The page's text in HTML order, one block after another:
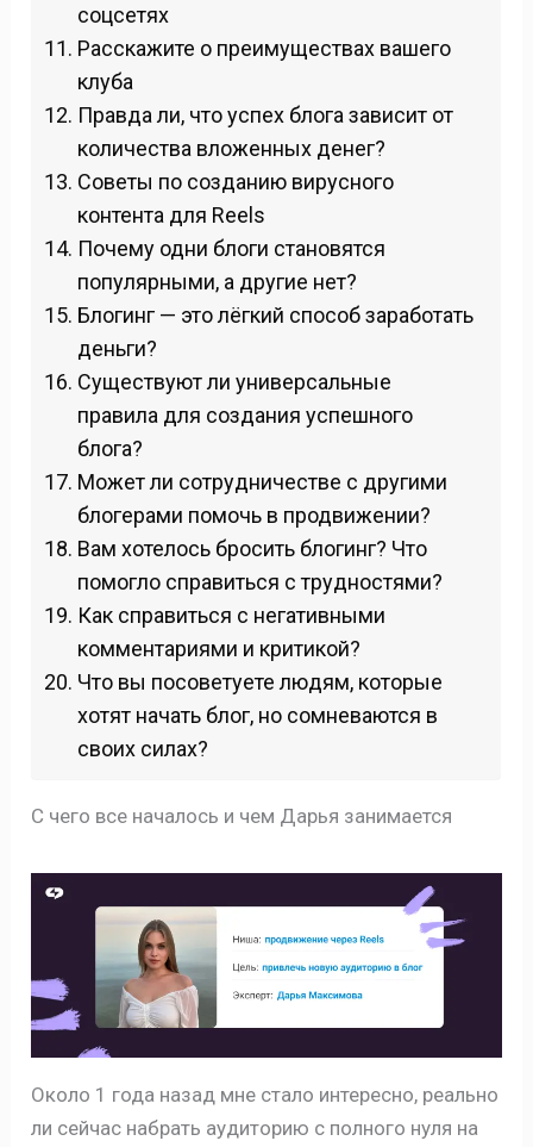
соцсетях
Расскажите о преимуществах вашего
клуба
Правда ли, что успех блога зависит от
количества вложенных денег?
Советы по созданию вирусного
контента для Reels
Почему одни блоги становятся
популярными, а другие нет?
Блогинг — это лёгкий способ заработать
деньги?
Существуют ли универсальные
правила для создания успешного
блога?
Может ли сотрудничестве с другими
блогерами помочь в продвижении?
Вам хотелось бросить блогинг? Что
помогло справиться с трудностями?
Как справиться с негативными
комментариями и критикой?
Что вы посоветуете людям, которые
хотят начать блог, но сомневаются в
своих силах?
С чего все началось и чем Дарья занимается
Около 1 года назад мне стало интересно, реально
ли сейчас набрать аудиторию с полного нуля на